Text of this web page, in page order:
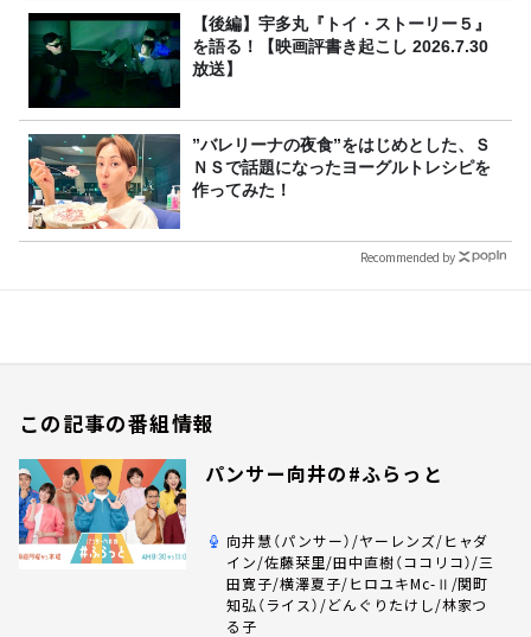
【後編】宇多丸『トイ・ストーリー５』
を語る！【映画評書き起こし 2026.7.30
放送】
”バレリーナの夜食”をはじめとした、Ｓ
ＮＳで話題になったヨーグルトレシピを
作ってみた！
Recommended by
この記事の番組情報
パンサー向井の#ふらっと
向井慧（パンサー）/ヤーレンズ/ヒャダ
イン/佐藤栞里/田中直樹（ココリコ）/三
田寛子/横澤夏子/ヒロユキMc-Ⅱ/関町
知弘（ライス）/どんぐりたけし/林家つ
る子